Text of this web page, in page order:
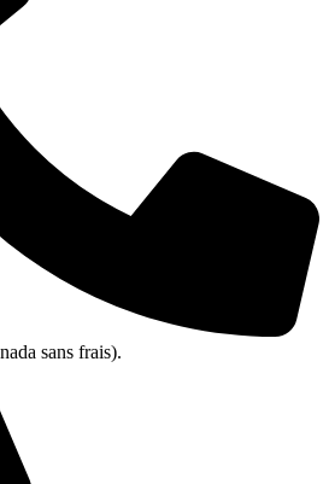
sans frais).